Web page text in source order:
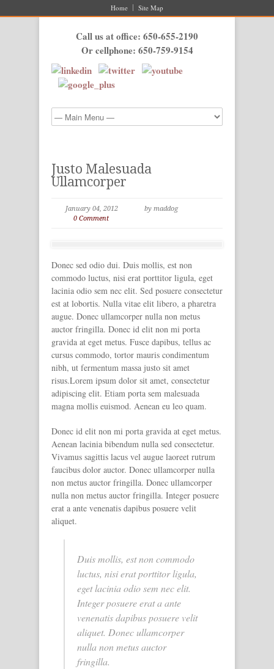
Home Site Map
Call us at office: 650-655-2190
Or cellphone: 650-759-9154
Justo Malesuada
Ullamcorper
January 04, 2012
by maddog
0 Comment
Donec sed odio dui. Duis mollis, est non
commodo luctus, nisi erat porttitor ligula, eget
lacinia odio sem nec elit. Sed posuere consectetur
est at lobortis. Nulla vitae elit libero, a pharetra
augue. Donec ullamcorper nulla non metus
auctor fringilla. Donec id elit non mi porta
gravida at eget metus. Fusce dapibus, tellus ac
cursus commodo, tortor mauris condimentum
nibh, ut fermentum massa justo sit amet
risus.Lorem ipsum dolor sit amet, consectetur
adipiscing elit. Etiam porta sem malesuada
magna mollis euismod. Aenean eu leo quam.
Donec id elit non mi porta gravida at eget metus.
Aenean lacinia bibendum nulla sed consectetur.
Vivamus sagittis lacus vel augue laoreet rutrum
faucibus dolor auctor. Donec ullamcorper nulla
non metus auctor fringilla. Donec ullamcorper
nulla non metus auctor fringilla. Integer posuere
erat a ante venenatis dapibus posuere velit
aliquet.
Duis mollis, est non commodo
luctus, nisi erat porttitor ligula,
eget lacinia odio sem nec elit.
Integer posuere erat a ante
venenatis dapibus posuere velit
aliquet. Donec ullamcorper
nulla non metus auctor
fringilla.